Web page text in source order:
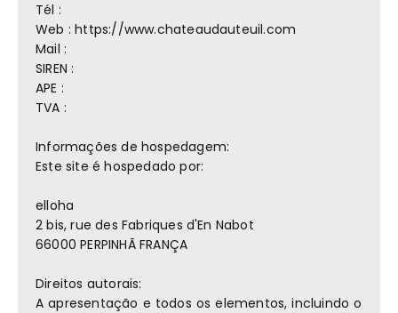
Tél :
Web : https://www.chateaudauteuil.com
Mail :
SIREN :
APE :
TVA :
Informações de hospedagem:
Este site é hospedado por:
elloha
2 bis, rue des Fabriques d'En Nabot
66000 PERPINHÃ FRANÇA
Direitos autorais:
A apresentação e todos os elementos, incluindo o